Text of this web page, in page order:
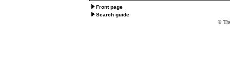
Front page
Search guide
©